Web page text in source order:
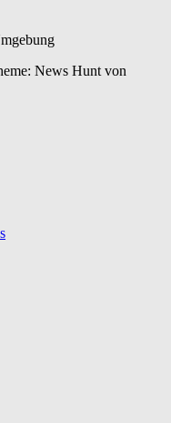
News Hunt von